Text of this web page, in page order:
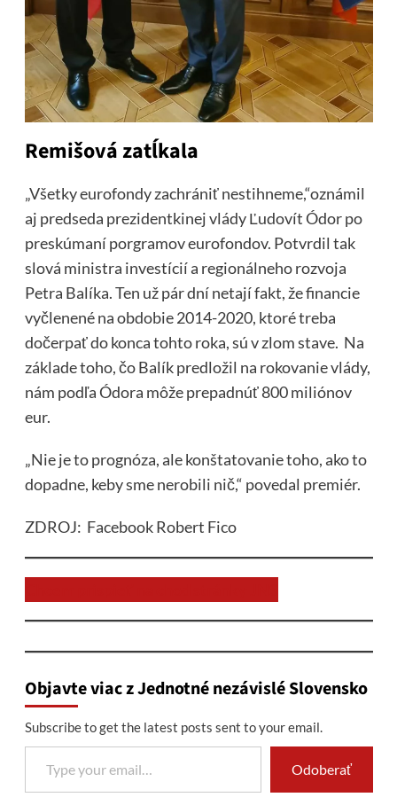
Remišová zatĺkala
„Všetky eurofondy zachrániť nestihneme,“oznámil
aj predseda prezidentkinej vlády Ľudovít Ódor po
preskúmaní porgramov eurofondov. Potvrdil tak
slová ministra investícií a regionálneho rozvoja
Petra Balíka. Ten už pár dní netají fakt, že financie
vyčlenené na obdobie 2014-2020, ktoré treba
dočerpať do konca tohto roka, sú v zlom stave. Na
základe toho, čo Balík predložil na rokovanie vlády,
nám podľa Ódora môže prepadnúť 800 miliónov
eur.
„Nie je to prognóza, ale konštatovanie toho, ako to
dopadne, keby sme nerobili nič,“ povedal premiér.
ZDROJ: Facebook Robert Fico
Objavte viac z Jednotné nezávislé Slovensko
Subscribe to get the latest posts sent to your email.
Type your email…
Odoberať